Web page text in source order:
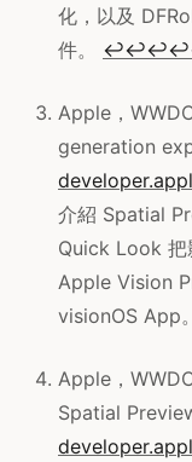
化，以及
件。 ↩↩↩↩
Apple，
generation
介紹 Spatial
Quick Look 把
Apple Vision
visionOS App
Apple，
Spatial